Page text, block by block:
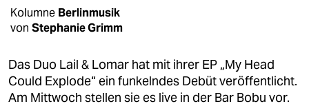
gesellschaft
kultur
sport
Kolumne Berlinmusik
von Stephanie Grimm
Das Duo Lail & Lomar hat mit ihrer EP „My Head
Could Explode“ ein funkelndes Debüt veröffentlicht.
Am Mittwoch stellen sie es live in der Bar Bobu vor.